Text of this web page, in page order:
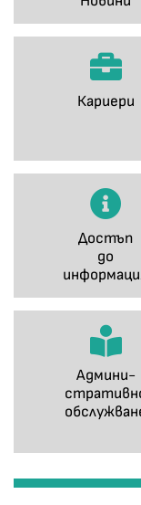
Кариери
Достъп
до
Админи-